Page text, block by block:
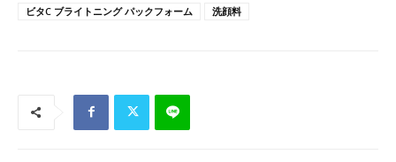
ビタC ブライトニング パックフォーム
洗顔料